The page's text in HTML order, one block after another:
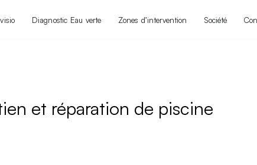
Diagnostic Eau verte Zones d’intervention Société
et réparation de piscine